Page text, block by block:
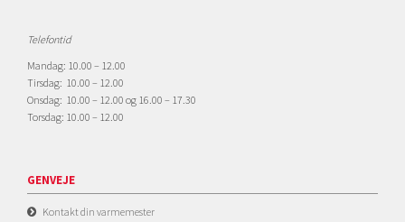
Telefontid
Mandag: 10.00 – 12.00
Tirsdag: 10.00 – 12.00
Onsdag: 10.00 – 12.00 og 16.00 – 17.30
Torsdag: 10.00 – 12.00
GENVEJE
Kontakt din varmemester